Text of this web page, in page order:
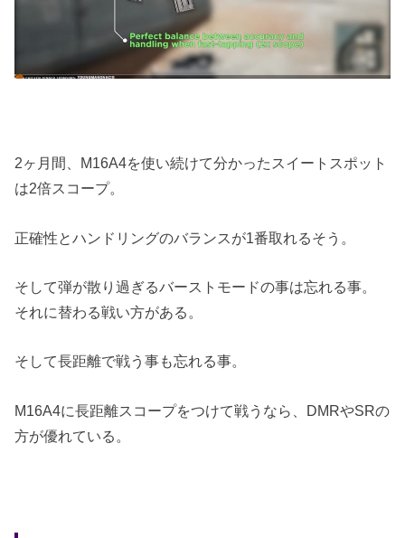
2ヶ月間、M16A4を使い続けて分かったスイートスポット
は2倍スコープ。
正確性とハンドリングのバランスが1番取れるそう。
そして弾が散り過ぎるバーストモードの事は忘れる事。
それに替わる戦い方がある。
そして長距離で戦う事も忘れる事。
M16A4に長距離スコープをつけて戦うなら、DMRやSRの
方が優れている。